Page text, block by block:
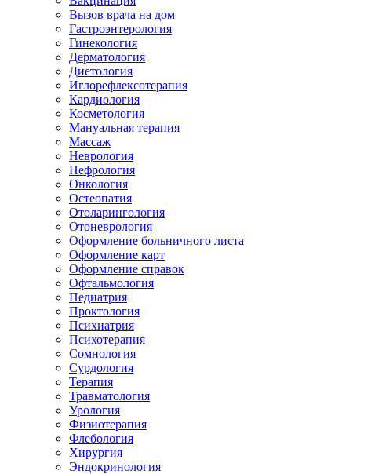
Вызов врача на дом
Гастроэнтерология
Гинекология
Дерматология
Диетология
Иглорефлексотерапия
Кардиология
Косметология
Мануальная терапия
Массаж
Неврология
Нефрология
Онкология
Остеопатия
Отоларингология
Отоневрология
Оформление больничного листа
Оформление карт
Оформление справок
Офтальмология
Педиатрия
Проктология
Психиатрия
Психотерапия
Сомнология
Сурдология
Терапия
Травматология
Урология
Физиотерапия
Флебология
Хирургия
Эндокринология